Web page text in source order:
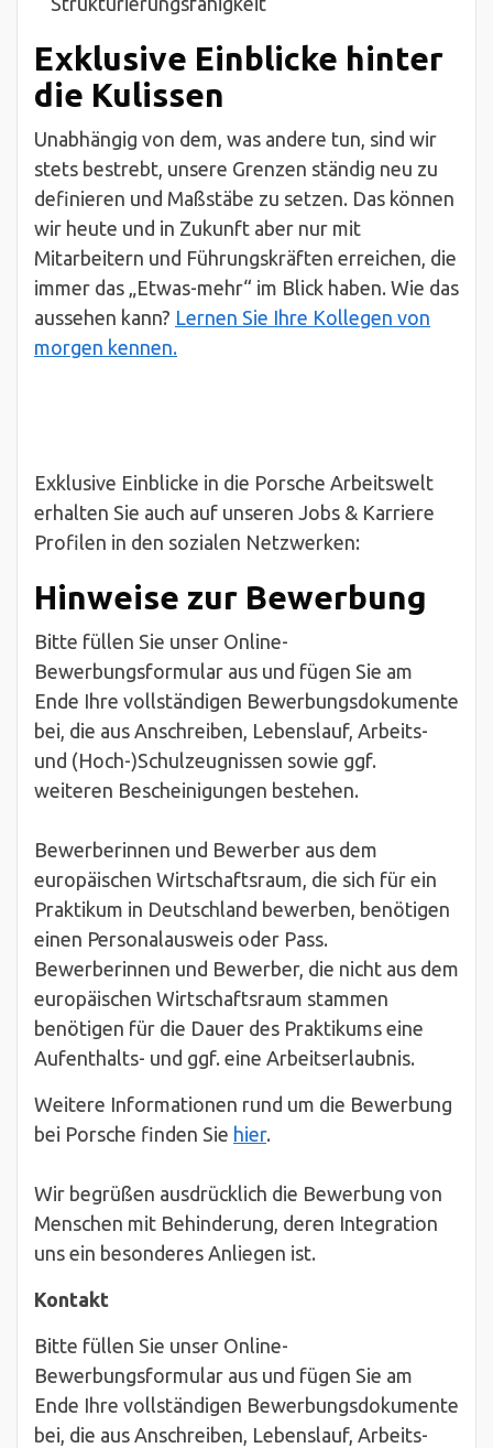
Exklusive Einblicke hinter
die Kulissen
Unabhängig von dem, was andere tun, sind wir
stets bestrebt, unsere Grenzen ständig neu zu
definieren und Maßstäbe zu setzen. Das können
wir heute und in Zukunft aber nur mit
Mitarbeitern und Führungskräften erreichen, die
immer das „Etwas-mehr“ im Blick haben. Wie das
aussehen kann? Lernen Sie Ihre Kollegen von
morgen kennen.
Exklusive Einblicke in die Porsche Arbeitswelt
erhalten Sie auch auf unseren Jobs & Karriere
Profilen in den sozialen Netzwerken:
Hinweise zur Bewerbung
Bitte füllen Sie unser Online-
Bewerbungsformular aus und fügen Sie am
Ende Ihre vollständigen Bewerbungsdokumente
bei, die aus Anschreiben, Lebenslauf, Arbeits-
und (Hoch-)Schulzeugnissen sowie ggf.
weiteren Bescheinigungen bestehen.
Bewerberinnen und Bewerber aus dem
europäischen Wirtschaftsraum, die sich für ein
Praktikum in Deutschland bewerben, benötigen
einen Personalausweis oder Pass.
Bewerberinnen und Bewerber, die nicht aus dem
europäischen Wirtschaftsraum stammen
benötigen für die Dauer des Praktikums eine
Aufenthalts- und ggf. eine Arbeitserlaubnis.
Weitere Informationen rund um die Bewerbung
bei Porsche finden Sie hier.
Wir begrüßen ausdrücklich die Bewerbung von
Menschen mit Behinderung, deren Integration
uns ein besonderes Anliegen ist.
Kontakt
Bitte füllen Sie unser Online-
Bewerbungsformular aus und fügen Sie am
Ende Ihre vollständigen Bewerbungsdokumente
bei, die aus Anschreiben, Lebenslauf, Arbeits-